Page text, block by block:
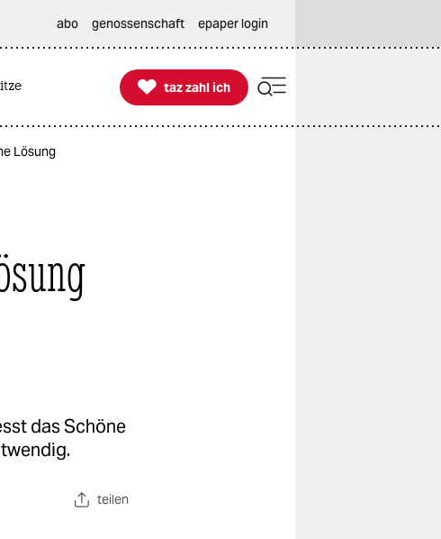
abo genossenschaft epaper login

taz zahl ich
taz zahl ich
Lösung
das Schöne
teilen